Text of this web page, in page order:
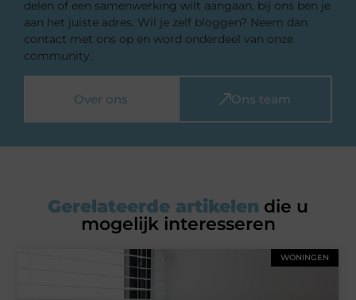
delen of een samenwerking wilt aangaan, bij ons ben je
aan het juiste adres. Wil je zelf bloggen? Neem dan
contact met ons op en word onderdeel van onze
community.
Over ons Ons team
Gerelateerde artikelen die u
mogelijk interesseren
WONINGEN